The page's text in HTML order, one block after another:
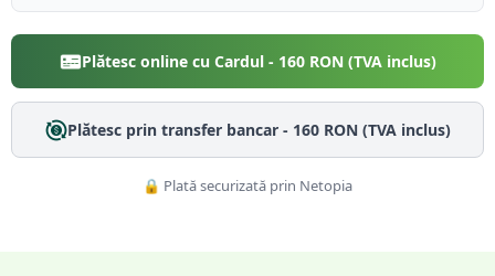
Plătesc online cu Cardul - 160RON (TVA inclus)
Plătesc prin transfer bancar - 160RON (TVA inclus)
🔒 Plată securizată prin Netopia